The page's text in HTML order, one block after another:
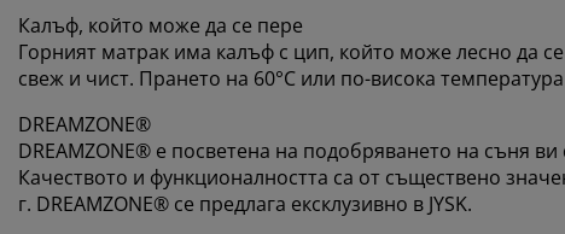
Калъф, който може да се пере
Горният матрак има калъф с цип, който може лесно да
свеж и чист. Прането на 60°C или по-висока
DREAMZONE®
DREAMZONE® е посветена на подобряването на съня
Качеството и функционалността са от съществено
г. DREAMZONE® се предлага ексклузивно в JYSK.